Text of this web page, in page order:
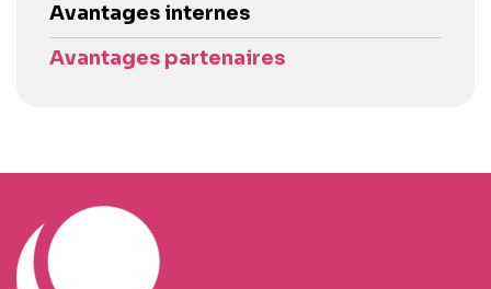
Avantages internes
Avantages partenaires